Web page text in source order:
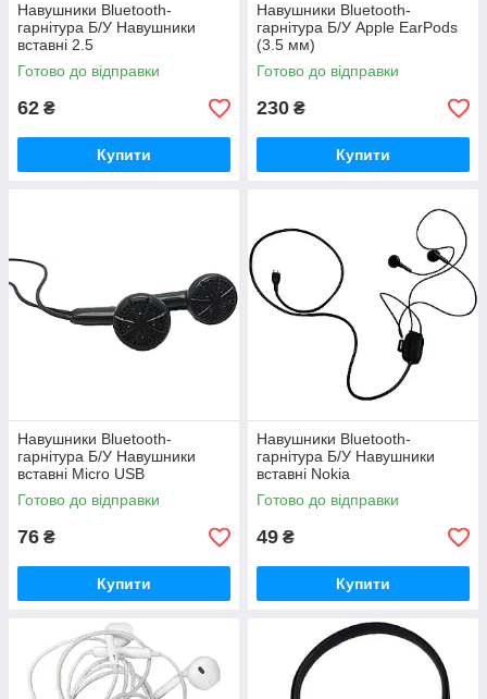
Навушники Bluetooth-
гарнітура Б/У Навушники
вставні 2.5
Готово до відправки
62 ₴
Купити
Навушники Bluetooth-
гарнітура Б/У Apple EarPods
(3.5 мм)
Готово до відправки
230 ₴
Купити
Навушники Bluetooth-
гарнітура Б/У Навушники
вставні Micro USB
Готово до відправки
76 ₴
Купити
Навушники Bluetooth-
гарнітура Б/У Навушники
вставні Nokia
Готово до відправки
49 ₴
Купити